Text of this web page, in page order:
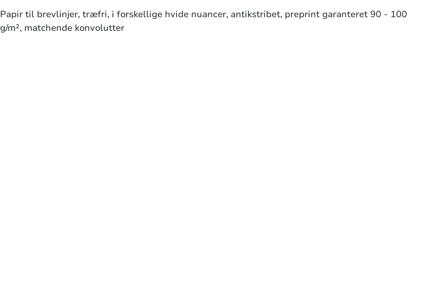
Papir til brevlinjer, træfri, i forskellige hvide nuancer, antikstribet, preprint garanteret 90 - 100
g/m², matchende konvolutter